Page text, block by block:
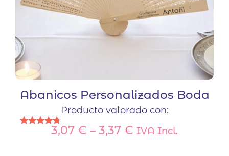
producto
Abanicos Personalizados Boda
Producto valorado con:
Valorado3,07 € – 3,37 € IVA Incl.